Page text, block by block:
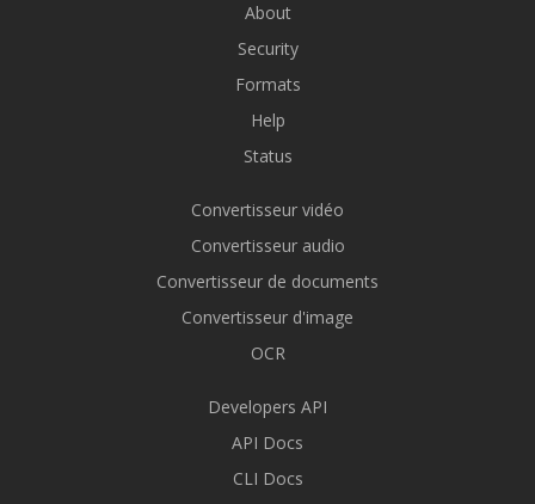
About
Security
Formats
Help
Status
Convertisseur vidéo
Convertisseur audio
Convertisseur de documents
Convertisseur d'image
OCR
Developers API
API Docs
CLI Docs